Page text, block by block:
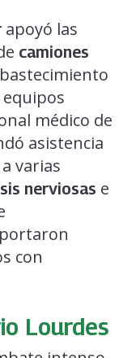
apoyó las
camiones
médico de
asistencia
varias
nerviosas e
con
Lourdes